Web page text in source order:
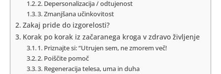
2. Depersonalizacija / odtujenost
3. Zmanjšana učinkovitost
Zakaj pride do izgorelosti?
Korak po korak iz začaranega kroga v zdravo življenje
1. Priznajte si: “Utrujen sem, ne zmorem več!
2. Poiščite pomoč
3. Regeneracija telesa, uma in duha